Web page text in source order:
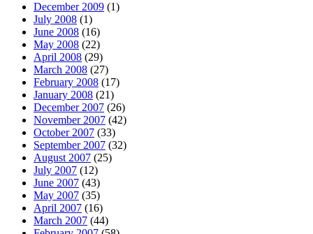
December 2009 (1)
July 2008 (1)
June 2008 (16)
May 2008 (22)
April 2008 (29)
March 2008 (27)
February 2008 (17)
January 2008 (21)
December 2007 (26)
November 2007 (42)
October 2007 (33)
September 2007 (32)
August 2007 (25)
July 2007 (12)
June 2007 (43)
May 2007 (35)
April 2007 (16)
March 2007 (44)